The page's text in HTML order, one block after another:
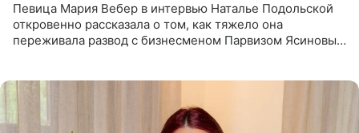
Певица Мария Вебер в интервью Наталье Подольской
откровенно рассказала о том, как тяжело она
переживала развод с бизнесменом Парвизом Ясиновым.